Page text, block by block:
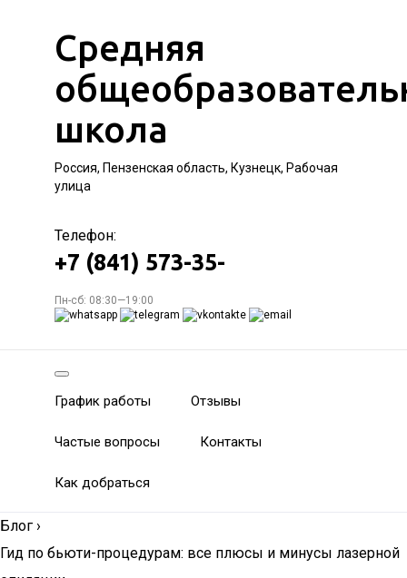
Средняя
школа
Россия, Пензенская область, Кузнецк, Рабочая
улица
Телефон:
+7 (841) 573-35-
Пн-сб: 08:30—19:00
График работы Отзывы
Частые вопросы Контакты
Как добраться
Блог ›
Гид по бьюти-процедурам: все плюсы и минусы лазерной